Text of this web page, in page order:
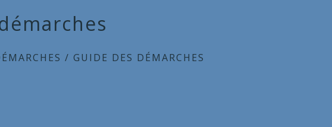
/GUIDE DES DÉMARCHES